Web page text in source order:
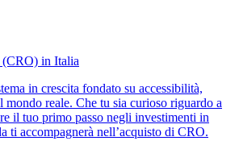
(CRO) in Italia
in crescita fondato su accessibilità,
mondo reale. Che tu sia curioso riguardo a
il tuo primo passo negli investimenti in
ti accompagnerà nell’acquisto di CRO.